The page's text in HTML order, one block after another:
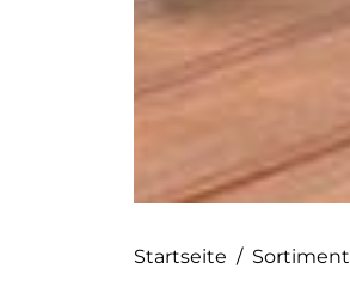
Startseite / Sortiment